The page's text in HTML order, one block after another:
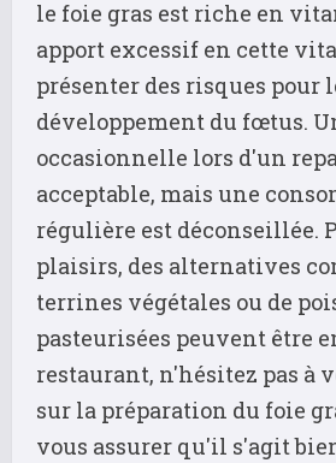
le foie gras est riche en
apport excessif en cette
présenter des risques pour
développement du fœtus.
occasionnelle lors d'un
acceptable, mais une
régulière est déconseillée.
plaisirs, des alternatives
terrines végétales ou de
pasteurisées peuvent être
restaurant, n'hésitez pas à
sur la préparation du foie
vous assurer qu'il s'agit